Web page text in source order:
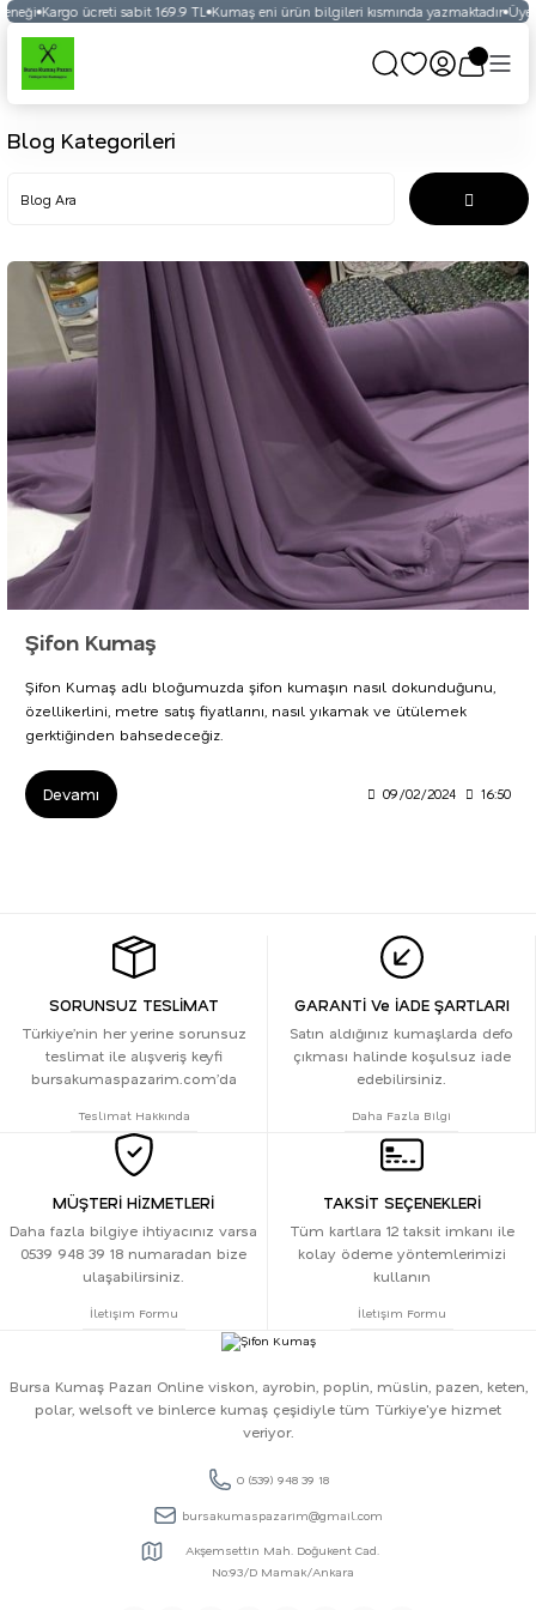
Kargo ücreti sabit 169.9 TL Kumaş eni ürün bilgileri kısmında yazmaktadır
Blog Kategorileri
Şifon Kumaş
Şifon Kumaş adlı bloğumuzda şifon kumaşın nasıl dokunduğunu,
özellikerlini, metre satış fiyatlarını, nasıl yıkamak ve ütülemek
gerktiğinden bahsedeceğiz.
Devamı 09/02/2024 16:50
SORUNSUZ TESLİMAT
Türkiye’nin her yerine sorunsuz
teslimat ile alışveriş keyfi
bursakumaspazarim.com’da
Teslimat Hakkında
GARANTİ Ve İADE ŞARTLARI
Satın aldığınız kumaşlarda defo
çıkması halinde koşulsuz iade
edebilirsiniz.
Daha Fazla Bilgi
MÜŞTERİ HİZMETLERİ
Daha fazla bilgiye ihtiyacınız varsa
0539 948 39 18 numaradan bize
ulaşabilirsiniz.
İletişim Formu
TAKSİT SEÇENEKLERİ
Tüm kartlara 12 taksit imkanı ile
kolay ödeme yöntemlerimizi
kullanın
İletişim Formu
Bursa Kumaş Pazarı Online viskon, ayrobin, poplin, müslin, pazen, keten,
polar, welsoft ve binlerce kumaş çeşidiyle tüm Türkiye'ye hizmet
veriyor.
0 (539) 948 39 18
bursakumaspazarim@gmail.com
Akşemsettin Mah. Doğukent Cad.
No:93/D Mamak/Ankara